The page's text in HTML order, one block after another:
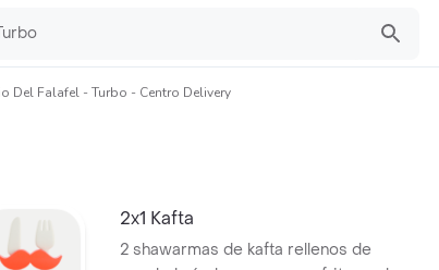
Del Falafel - Turbo - Centro Delivery
2x1 Kafta
2 shawarmas de kafta rellenos de